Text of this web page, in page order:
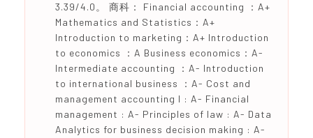
3.39/4.0。 商科： Financial accounting ：A+
Mathematics and Statistics：A+
Introduction to marketing：A+ Introduction
to economics ：A Business economics：A-
Intermediate accounting ：A- Introduction
to international business ：A- Cost and
management accounting l : A- Financial
management : A- Principles of law : A- Data
Analytics for business decision making : A-